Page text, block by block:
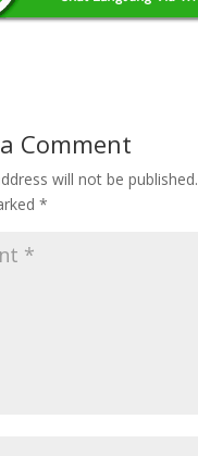
Comment
will not be published.
*